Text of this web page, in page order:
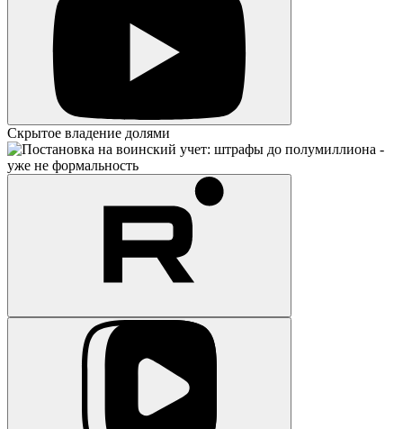
Скрытое владение долями